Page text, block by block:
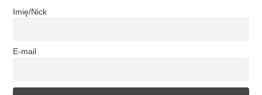
Imię/Nick
E-mail